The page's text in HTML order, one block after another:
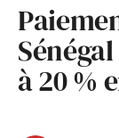
à 20 %